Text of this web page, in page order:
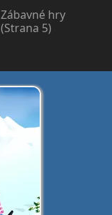
Zábavné hry
(Strana 5)